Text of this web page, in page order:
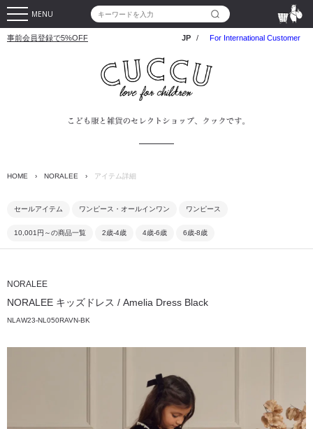
MENU
事前会員登録で5%OFF JP / For International Customer
HOME › NORALEE › アイテム詳細
セールアイテム ワンピース・オールインワン ワンピース
10,001円～の商品一覧 2歳-4歳 4歳-6歳 6歳-8歳
NORALEE
NORALEE キッズドレス / Amelia Dress Black
NLAW23-NL050RAVN-BK